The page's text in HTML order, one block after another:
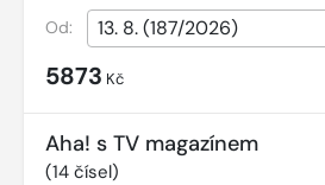
Od:
5873 Kč
Aha! s TV magazínem
(14 čísel)